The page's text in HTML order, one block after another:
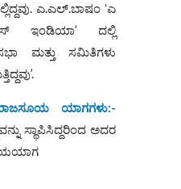
ಎ.ಎಲ್.ಬಾಷಂ ʻಎ
ಇಂಡಿಯಾ’ ದಲ್ಲಿ
ಮತ್ತು ಸಮಿತಿಗಳು
ಯಾಗಗಳು:-
ಸ್ಥಾಪಿಸಿದ್ದರಿಂದ ಅದರ